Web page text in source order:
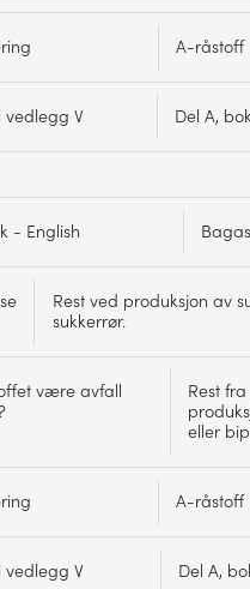
bare
av
komponentene.
A-råstoff
vedlegg V Del A,
- English
Rest ved produksjon av
sukkerrør.
være avfall
Rest fra
eller
A-råstoff
vedlegg V Del A,